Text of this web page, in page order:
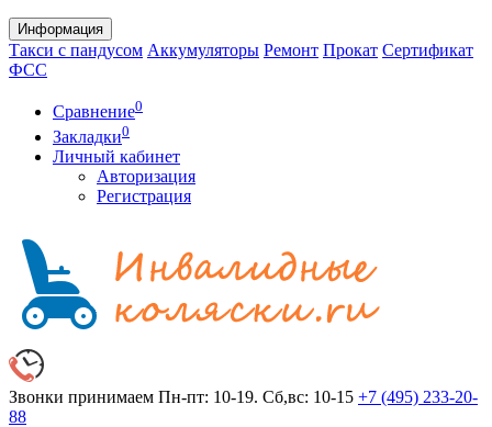
Информация
Такси с пандусом Аккумуляторы Ремонт Прокат Сертификат
ФСС
Сравнение0
Закладки0
Личный кабинет
Авторизация
Регистрация
Звонки принимаем Пн-пт: 10-19. Сб,вс: 10-15 +7 (495) 233-20-
88